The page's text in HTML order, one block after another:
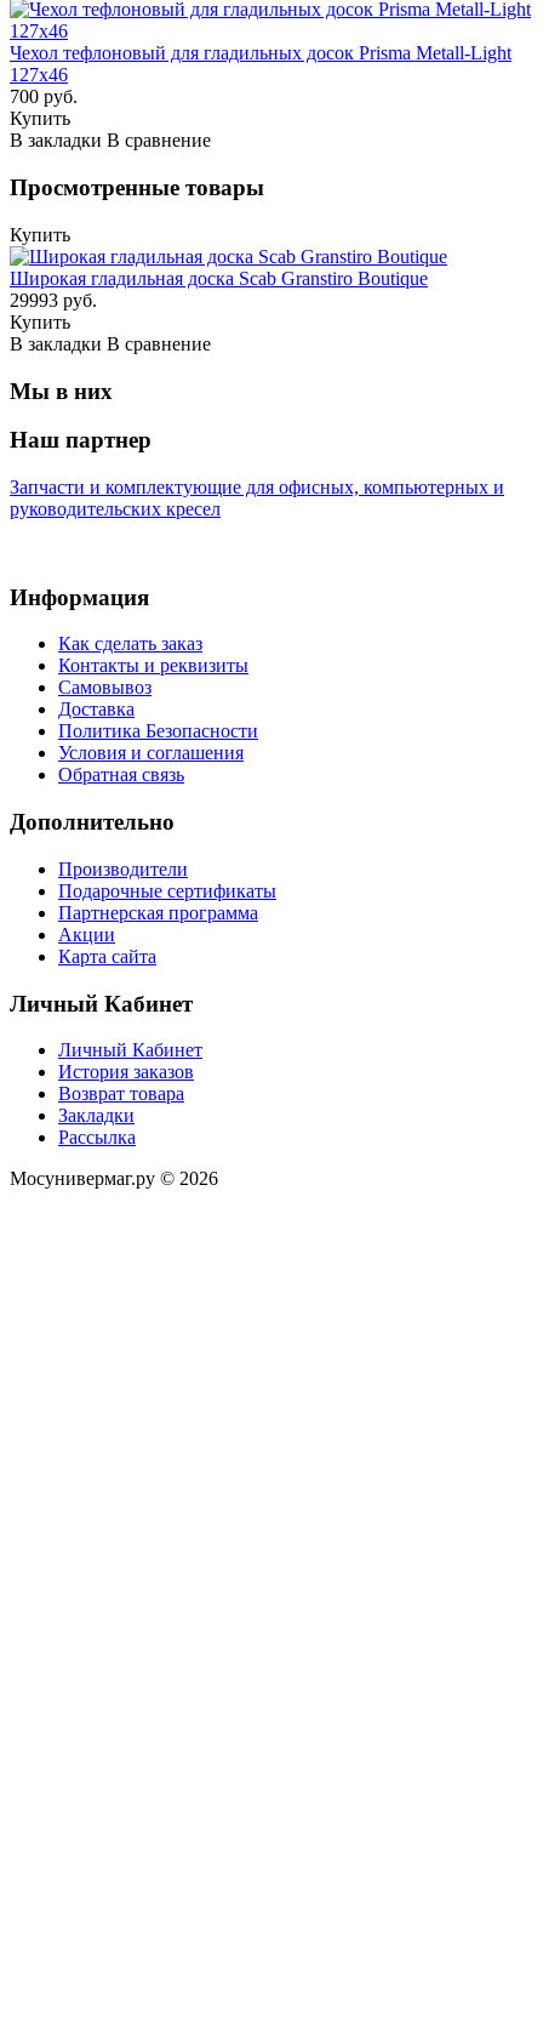
Чехол тефлоновый для гладильных досок Prisma Metall-Light
127х46
700 руб.
Купить
В закладки В сравнение
Просмотренные товары
Купить
Широкая гладильная доска Scab Granstiro Boutique
29993 руб.
Купить
В закладки В сравнение
Мы в них
Наш партнер
Запчасти и комплектующие для офисных, компьютерных и
руководительских кресел
Информация
Как сделать заказ
Контакты и реквизиты
Самовывоз
Доставка
Политика Безопасности
Условия и соглашения
Обратная связь
Дополнительно
Производители
Подарочные сертификаты
Партнерская программа
Акции
Карта сайта
Личный Кабинет
Личный Кабинет
История заказов
Возврат товара
Закладки
Рассылка
Мосунивермаг.ру © 2026